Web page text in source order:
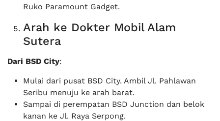
Ruko Paramount Gadget.
Arah ke Dokter Mobil Alam
Sutera
Dari BSD City:
Mulai dari pusat BSD City. Ambil Jl. Pahlawan
Seribu menuju ke arah barat.
Sampai di perempatan BSD Junction dan belok
kanan ke Jl. Raya Serpong.